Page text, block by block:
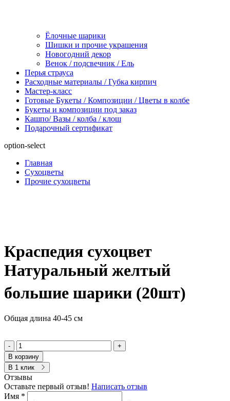
Ёлочные шарики
Шишки и прочие украшения
Новогодний декор
Венок / подсвечник / Ель
Перья страуса
Расходные материалы / Губка кирпич
Мастер-класс
Готовые Букеты / Композиции / Цветы в колбе
Букеты и композиции под заказ
Кашпо/ Вазы / колба / клош
Подарочный сертификат
option-select
Главная
Сухоцветы
Прочие сухоцветы
Краспедия сухоцвет
Натуральный желтый
большие шарики (20шт)
Общая длина 40-45 см
-
+
В корзину
В 1 клик
Отзывы
Оставьте первый отзыв! Написать отзыв
Имя *